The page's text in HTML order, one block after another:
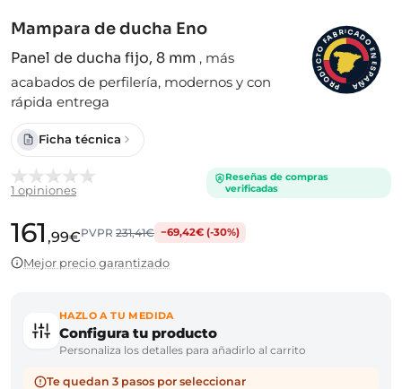
Mampara de ducha Eno
Panel de ducha fijo, 8 mm , más
acabados de perfilería, modernos y con
rápida entrega
P
R
O
D
U
C
T
O
FABRICADO
E
N
E
S
P
A
Ñ
A
Ficha técnica
1 opiniones
Reseñas de compras
verificadas
161 ,99€PVPR231,41€ −69,42€ (-30%)
Mejor precio garantizado
HAZLO A TU MEDIDA
Configura tu producto
Personaliza los detalles para añadirlo al carrito
Te quedan 3 pasos por seleccionar